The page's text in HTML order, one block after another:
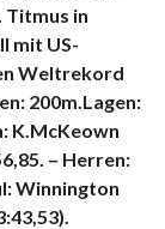
Titmus in
mit US-
Weltrekord
200m.Lagen:
K.McKeown
– Herren:
Winnington